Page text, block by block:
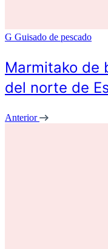
G Guisado de pescado
Marmitako de
del norte de
Anterior